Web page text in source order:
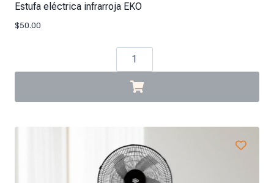
Estufa eléctrica infrarroja EKO
$50.00